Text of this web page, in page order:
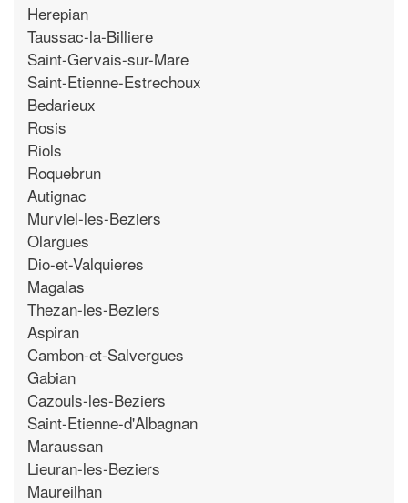
Herepian
Taussac-la-Billiere
Saint-Gervais-sur-Mare
Saint-Etienne-Estrechoux
Bedarieux
Rosis
Riols
Roquebrun
Autignac
Murviel-les-Beziers
Olargues
Dio-et-Valquieres
Magalas
Thezan-les-Beziers
Aspiran
Cambon-et-Salvergues
Gabian
Cazouls-les-Beziers
Saint-Etienne-d'Albagnan
Maraussan
Lieuran-les-Beziers
Maureilhan